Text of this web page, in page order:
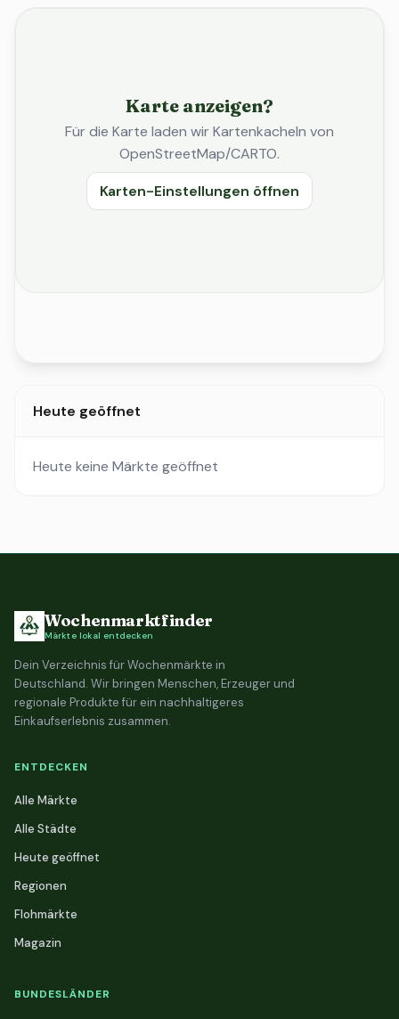
Karte anzeigen?
Für die Karte laden wir Kartenkacheln von
OpenStreetMap/CARTO.
Karten-Einstellungen öffnen
Heute geöffnet
Heute keine Märkte geöffnet
Wochenmarktfinder
Märkte lokal entdecken
Dein Verzeichnis für Wochenmärkte in
Deutschland. Wir bringen Menschen, Erzeuger und
regionale Produkte für ein nachhaltigeres
Einkaufserlebnis zusammen.
ENTDECKEN
Alle Märkte
Alle Städte
Heute geöffnet
Regionen
Flohmärkte
Magazin
BUNDESLÄNDER